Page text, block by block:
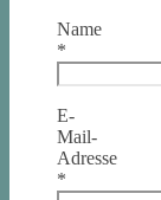
Name
*
E-
Mail-
Adresse
*